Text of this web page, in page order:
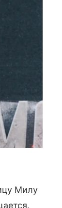
Милу